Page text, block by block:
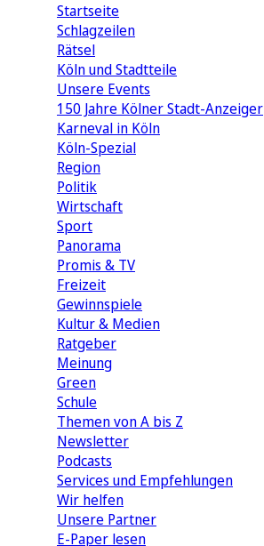
Startseite
Schlagzeilen
Rätsel
Köln und Stadtteile
Unsere Events
150 Jahre Kölner Stadt-Anzeiger
Karneval in Köln
Köln-Spezial
Region
Politik
Wirtschaft
Sport
Panorama
Promis & TV
Freizeit
Gewinnspiele
Kultur & Medien
Ratgeber
Meinung
Green
Schule
Themen von A bis Z
Newsletter
Podcasts
Services und Empfehlungen
Wir helfen
Unsere Partner
E-Paper lesen